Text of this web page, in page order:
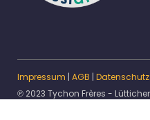
Impressum | AGB | Datenschutz
℗ 2023 Tychon Frères -